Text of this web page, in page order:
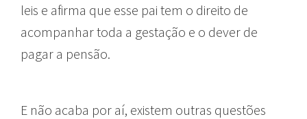
leis e afirma que esse pai tem o direito de
acompanhar toda a gestação e o dever de
pagar a pensão.
E não acaba por aí, existem outras questões